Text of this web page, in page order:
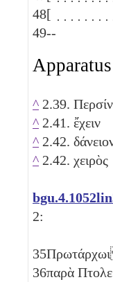
48[ ̣ ̣ ̣ ̣ ̣ ̣ ̣ ̣ ̣ ̣ ̣]
49--
Apparatus
^ 2.39.
^ 2.41. ἔχειν
^ 2.42.
^ 2.42. χειρὸς
2:
35
36παρὰ